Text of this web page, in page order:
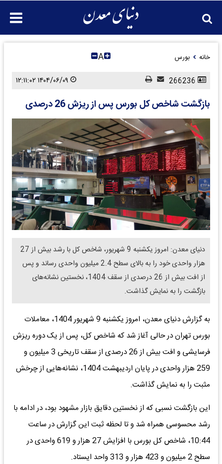
خانه بورس A
بازگشت شاخص کل بورس پس از ریزش 26 درصدی
دنیای معدن: امروز یکشنبه 9 شهریور، شاخص کل با رشد بیش از 27
هزار واحدی خود را به بالای سطح 2.4 میلیون واحدی رساند و پس
از افت بیش از 26 درصدی از سقف 1404، نخستین نشانه‌های
بازگشت را به نمایش گذاشت.
به گزارش دنیای معدن، امروز یکشنبه 9 شهریور 1404، معاملات
بورس تهران در حالی آغاز شد که شاخص کل، پس از یک دوره ریزش
فرسایشی و افت بیش از 26 درصدی از سقف تاریخی 3 میلیون و
259 هزار واحدی در پایان اردیبهشت 1404، نشانه‌هایی از چرخش
مثبت را به نمایش گذاشت.
این بازگشت نسبی که از نخستین دقایق بازار مشهود بود، در ادامه با
رشد محسوسی همراه شد و تا لحظه ثبت این گزارش در ساعت
10:44، شاخص کل بورس با افزایش 27 هزار و 619 واحدی در
سطح 2 میلیون و 423 هزار و 313 واحد ایستاد.